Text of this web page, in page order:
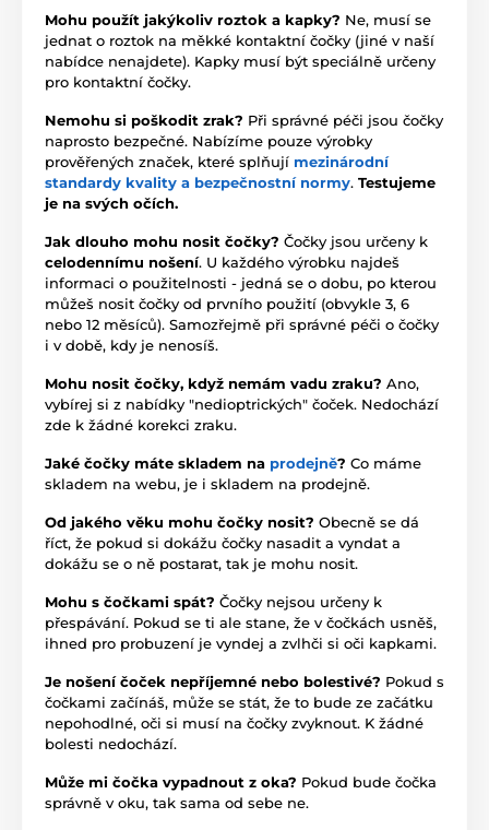
Mohu použít jakýkoliv roztok a kapky? Ne, musí se
jednat o roztok na měkké kontaktní čočky (jiné v naší
nabídce nenajdete). Kapky musí být speciálně určeny
pro kontaktní čočky.
Nemohu si poškodit zrak? Při správné péči jsou čočky
naprosto bezpečné. Nabízíme pouze výrobky
prověřených značek, které splňují mezinárodní
standardy kvality a bezpečnostní normy. Testujeme
je na svých očích.
Jak dlouho mohu nosit čočky? Čočky jsou určeny k
celodennímu nošení. U každého výrobku najdeš
informaci o použitelnosti - jedná se o dobu, po kterou
můžeš nosit čočky od prvního použití (obvykle 3, 6
nebo 12 měsíců). Samozřejmě při správné péči o čočky
i v době, kdy je nenosíš.
Mohu nosit čočky, když nemám vadu zraku? Ano,
vybírej si z nabídky "nedioptrických" čoček. Nedochází
zde k žádné korekci zraku.
Jaké čočky máte skladem na prodejně? Co máme
skladem na webu, je i skladem na prodejně.
Od jakého věku mohu čočky nosit? Obecně se dá
říct, že pokud si dokážu čočky nasadit a vyndat a
dokážu se o ně postarat, tak je mohu nosit.
Mohu s čočkami spát? Čočky nejsou určeny k
přespávání. Pokud se ti ale stane, že v čočkách usněš,
ihned pro probuzení je vyndej a zvlhči si oči kapkami.
Je nošení čoček nepříjemné nebo bolestivé? Pokud s
čočkami začínáš, může se stát, že to bude ze začátku
nepohodlné, oči si musí na čočky zvyknout. K žádné
bolesti nedochází.
Může mi čočka vypadnout z oka? Pokud bude čočka
správně v oku, tak sama od sebe ne.